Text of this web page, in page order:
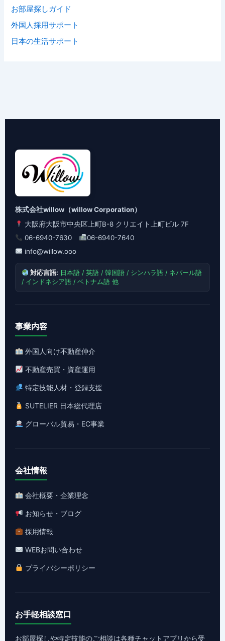
お部屋探しガイド
外国人採用サポート
日本の生活サポート
株式会社willow（willow Corporation）
大阪府大阪市中央区上町B-8 クリエイト上町ビル 7F
06-6940-7630
06-6940-7640
info@willow.ooo
対応言語: 日本語 / 英語 / 韓国語 / シンハラ語 / ネパール語
/ インドネシア語 / ベトナム語 他
事業内容
外国人向け不動産仲介
不動産売買・資産運用
特定技能人材・登録支援
SUTELIER 日本総代理店
グローバル貿易・EC事業
会社情報
会社概要・企業理念
お知らせ・ブログ
採用情報
WEBお問い合わせ
プライバシーポリシー
お手軽相談窓口
お部屋探しや特定技能のご相談は各種チャットアプリから受